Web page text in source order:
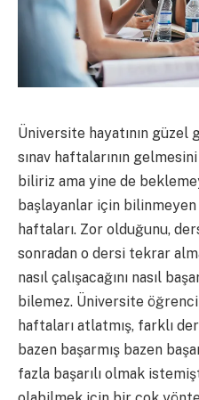
Üniversite hayatının
sınav haftalarının
biliriz ama yine de
başlayanlar için
haftaları. Zor olduğunu,
sonradan o dersi tekrar
nasıl çalışacağını nasıl
bilemez. Üniversite
haftaları atlatmış, farklı
bazen başarmış bazen
fazla başarılı olmak